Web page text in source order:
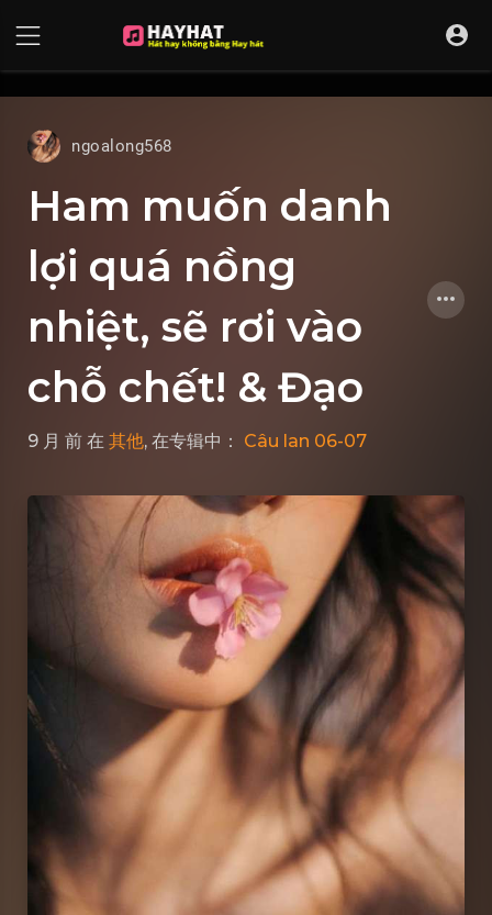
ngoalong568
Ham muốn danh
lợi quá nồng
nhiệt, sẽ rơi vào
chỗ chết! & Đạo
9 月 前 在 其他, 在专辑中： Câu lan 06-07